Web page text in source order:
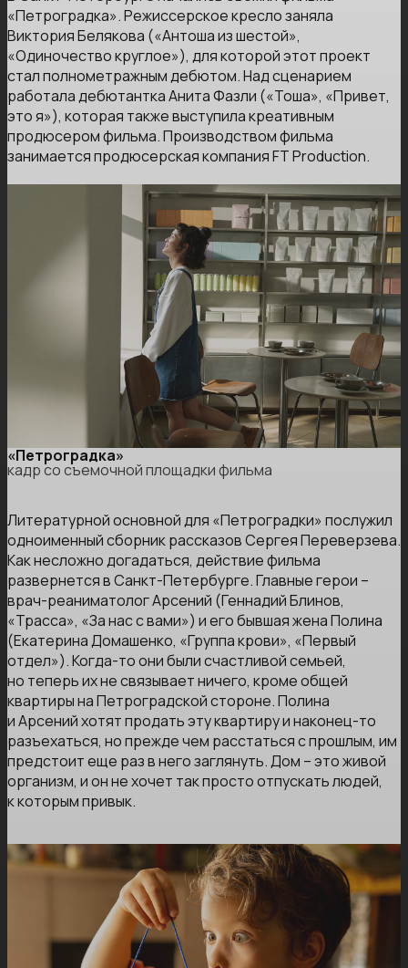
«Петроградка». Режиссерское кресло заняла
Виктория Белякова («Антоша из шестой»,
«Одиночество круглое»), для которой этот проект
стал полнометражным дебютом. Над сценарием
работала дебютантка Анита Фазли («Тоша», «Привет,
это я»), которая также выступила креативным
продюсером фильма. Производством фильма
занимается продюсерская компания FT Production.
«Петроградка»
кадр со съемочной площадки фильма
Литературной основной для «Петроградки» послужил
одноименный сборник рассказов Сергея Переверзева.
Как несложно догадаться, действие фильма
развернется в Санкт-Петербурге. Главные герои –
врач-реаниматолог Арсений (Геннадий Блинов,
«Трасса», «За нас с вами») и его бывшая жена Полина
(Екатерина Домашенко, «Группа крови», «Первый
отдел»). Когда-то они были счастливой семьей,
но теперь их не связывает ничего, кроме общей
квартиры на Петроградской стороне. Полина
и Арсений хотят продать эту квартиру и наконец-то
разъехаться, но прежде чем расстаться с прошлым, им
предстоит еще раз в него заглянуть. Дом – это живой
организм, и он не хочет так просто отпускать людей,
к которым привык.